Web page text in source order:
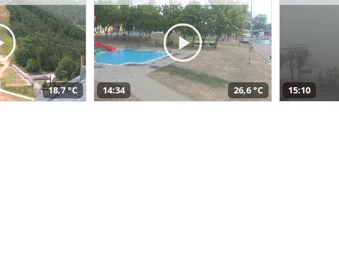
18,7 °C 14:34 26,6 °C 15:10